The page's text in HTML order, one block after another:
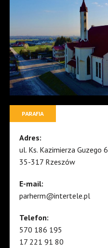
PARAFIA
Adres:
ul. Ks. Kazimierza Guzego 6
35-317 Rzeszów
E-mail:
parherm@intertele.pl
Telefon:
570 186 195
17 221 91 80